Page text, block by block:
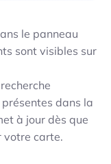
le panneau
sont visibles sur
dans la
à jour dès que
votre carte.